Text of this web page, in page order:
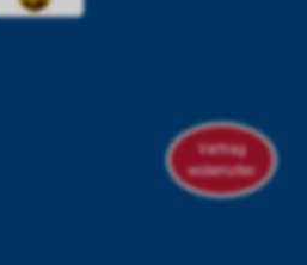
Vertrag
widerrufen